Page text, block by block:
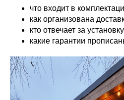
что входит в
как организована
кто отвечает за
какие гарантии